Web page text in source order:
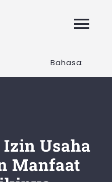
HOME
Artikel
Bahasa:
Usaha
Manfaat